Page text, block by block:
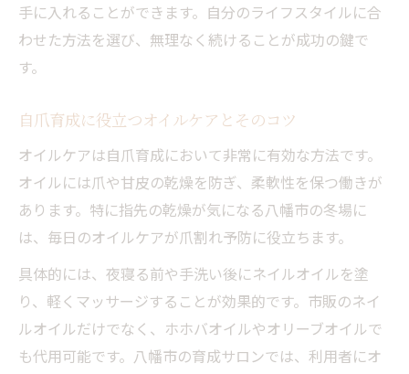
手に入れることができます。自分のライフスタイルに合
わせた方法を選び、無理なく続けることが成功の鍵で
す。
自爪育成に役立つオイルケアとそのコツ
オイルケアは自爪育成において非常に有効な方法です。
オイルには爪や甘皮の乾燥を防ぎ、柔軟性を保つ働きが
あります。特に指先の乾燥が気になる八幡市の冬場に
は、毎日のオイルケアが爪割れ予防に役立ちます。
具体的には、夜寝る前や手洗い後にネイルオイルを塗
り、軽くマッサージすることが効果的です。市販のネイ
ルオイルだけでなく、ホホバオイルやオリーブオイルで
も代用可能です。八幡市の育成サロンでは、利用者にオ